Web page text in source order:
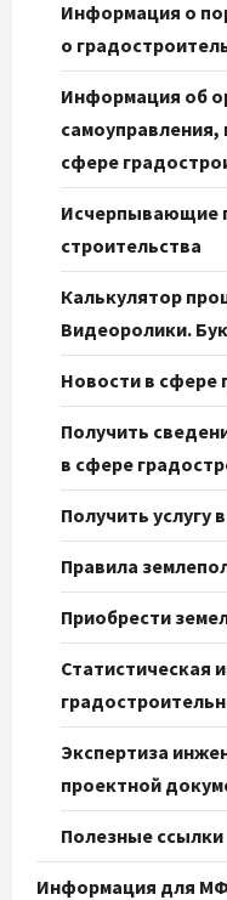
Информация о
о
Информация об
сфере
Исчерпывающие
строительства
Калькулятор
Видеоролики.
Новости в сфере
Получить
в сфере
Получить услугу
Правила
Приобрести
Статистическая
Экспертиза
проектной
Полезные ссылки
Информация для